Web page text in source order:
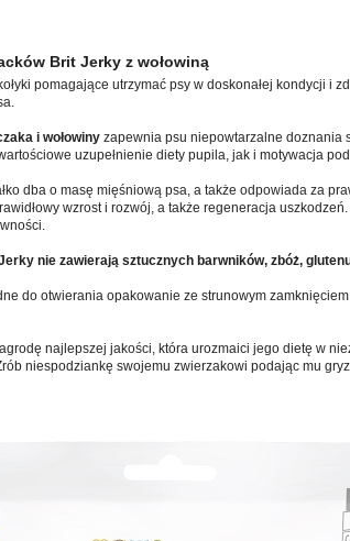
Brit Jerky z wołowiną
pomagające utrzymać psy w doskonałej kondycji i
i wołowiny zapewnia psu niepowtarzalne doznania
uzupełnienie diety pupila, jak i motywacja
dba o masę mięśniową psa, a także odpowiada za
wzrost i rozwój, a także regeneracja
nie zawierają sztucznych barwników, zbóż,
do otwierania opakowanie ze strunowym
najlepszej jakości, która urozmaici jego dietę w
niespodziankę swojemu zwierzakowi podając mu